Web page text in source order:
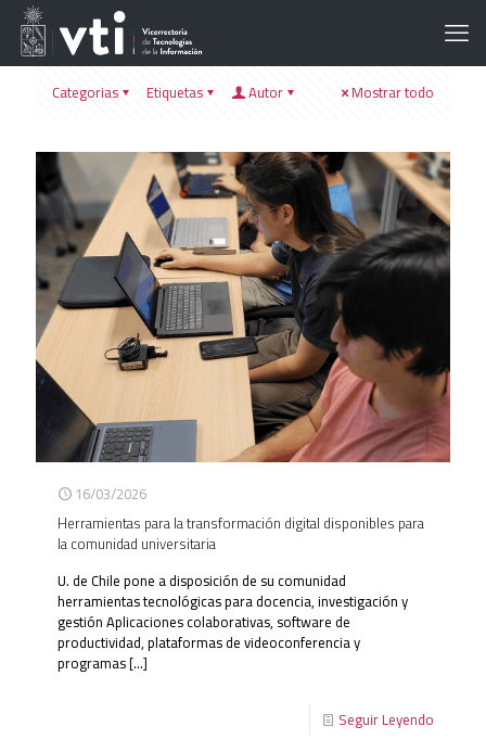
Categorias Etiquetas Autor Mostrar todo
16/03/2026
Herramientas para la transformación digital disponibles para
la comunidad universitaria
U. de Chile pone a disposición de su comunidad
herramientas tecnológicas para docencia, investigación y
gestión Aplicaciones colaborativas, software de
productividad, plataformas de videoconferencia y
programas[…]
Seguir Leyendo